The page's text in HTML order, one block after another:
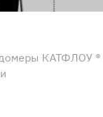
КАТФЛОУ ®